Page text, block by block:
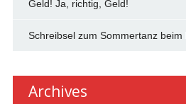
Geld! Ja, richtig, Geld!
Schreibsel zum Sommertanz beim
Archives